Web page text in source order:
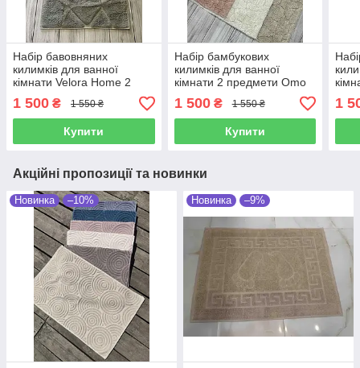
Набір бавовняних
килимків для ванної
кімнати Velora Home 2
предмети сірий
1 500 ₴ 1 550 ₴
Купити
Набір бамбукових
килимків для ванної
кімнати 2 предмети Omo
Home Туреччина
кремовий
1 500₴ 1 550 ₴
Купити
1
Акційні пропозиції та новинки
Новинка –10% Новинка –9%